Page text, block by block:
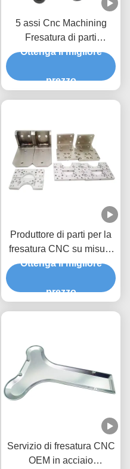
5 assi Cnc Machining
Fresatura di parti
importatori Cnc Fresatura
inossidabile
Ottenga il migliore
prezzo
Produttore di parti per la
fresatura CNC su misura
per parti di serie Prototipi
Ottenga il migliore
prezzo
Servizio di fresatura CNC
OEM in acciaio